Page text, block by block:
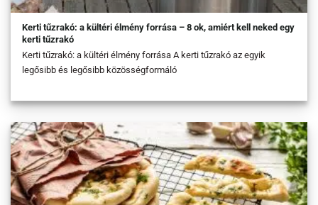
Kerti tűzrakó: a kültéri élmény forrása – 8 ok, amiért kell neked egy
kerti tűzrakó
Kerti tűzrakó: a kültéri élmény forrása A kerti tűzrakó az egyik
legősibb és legősibb közösségformáló